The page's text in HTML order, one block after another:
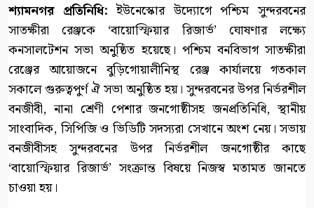
শ্যামনগর প্রতিনিধি: ইউনেস্কোর উদ্যোগে পশ্চিম সুন্দরবনের
সাতক্ষীরা রেঞ্জকে ‘বায়োস্ফিয়ার রিজার্ভ’ ঘোষণার লক্ষ্যে
কনসালটেশন সভা অনুষ্ঠিত হয়েছে। পশ্চিম বনবিভাগ সাতক্ষীরা
রেঞ্জের আয়োজনে বুড়িগোয়ালীনিস্থ রেঞ্জ কার্যালয়ে গতকাল
সকালে গুরুত্বপুর্ণ ঐ সভা অনুষ্ঠিত হয়। সুন্দরবনের উপর নির্ভরশীল
বনজীবী, নানা শ্রেণী পেশার জনগোষ্ঠীসহ জনপ্রতিনিধি, স্থানীয়
সাংবাদিক, সিপিজি ও ভিডিটি সদস্যরা সেখানে অংশ নেয়। সভায়
বনজীবীসহ সুন্দরবনের উপর নির্ভরশীল জনগোষ্ঠীর কাছে
‘বায়োস্ফিয়ার রিজার্ভ’ সংক্রান্ত বিষয়ে নিজস্ব মতামত জানতে
চাওয়া হয়।